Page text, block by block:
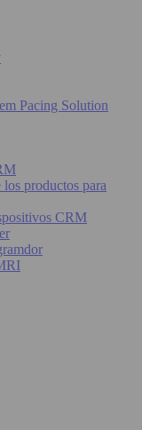
Pacing Solution
productos para
CRM